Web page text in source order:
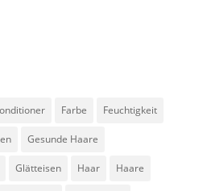
Farbe Feuchtigkeit
Gesunde Haare
Glätteisen Haar Haare